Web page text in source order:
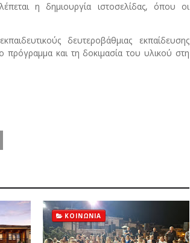
η δημιουργία ιστοσελίδας, όπου οι
δευτεροβάθμιας εκπαίδευσης
και τη δοκιμασία του υλικού στη
ΚΟΙΝΩΝΙΑ